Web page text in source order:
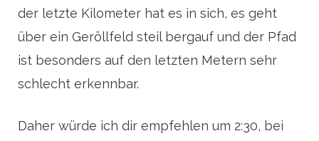
der letzte Kilometer hat es in sich, es geht
über ein Geröllfeld steil bergauf und der Pfad
ist besonders auf den letzten Metern sehr
schlecht erkennbar.
Daher würde ich dir empfehlen um 2:30, bei